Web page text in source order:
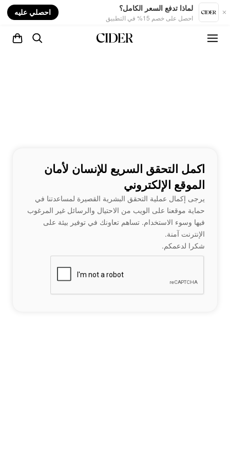
لماذا تدفع السعر الكامل؟
احصل على خصم 15% في التطبيق
احصلي عليه
اكمل التحقق السريع للإنسان لأمان
الموقع الإلكتروني
يرجى إكمال عملية التحقق البشرية القصيرة لمساعدتنا في
حماية موقعنا على الويب من الاحتيال والرسائل غير المرغوب
فيها وسوء الاستخدام. تساهم تعاونك في توفير بيئة على
الإنترنت آمنة.
شكرا لدعمكم.